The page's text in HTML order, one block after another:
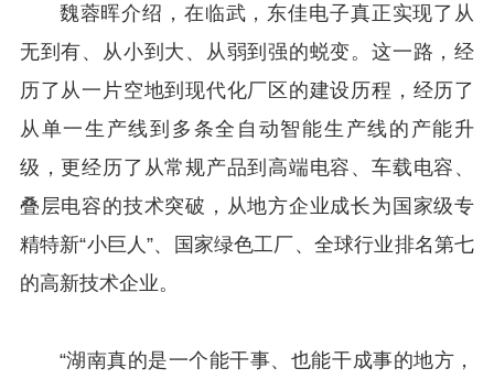
魏蓉晖介绍，在临武，东佳电子真正实现了从
无到有、从小到大、从弱到强的蜕变。这一路，经
历了从一片空地到现代化厂区的建设历程，经历了
从单一生产线到多条全自动智能生产线的产能升
级，更经历了从常规产品到高端电容、车载电容、
叠层电容的技术突破，从地方企业成长为国家级专
精特新“小巨人”、国家绿色工厂、全球行业排名第七
的高新技术企业。
“湖南真的是一个能干事、也能干成事的地方，